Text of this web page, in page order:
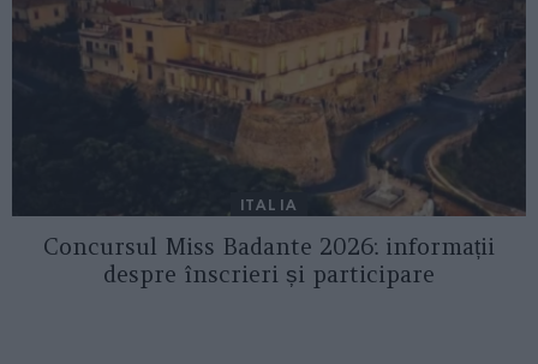
ITALIA
Concursul Miss Badante 2026: informații
despre înscrieri și participare